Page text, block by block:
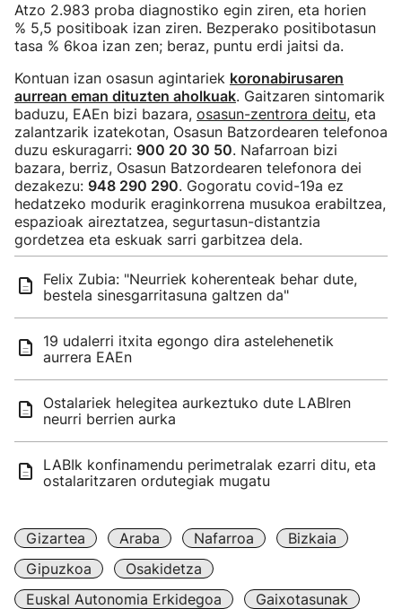
Atzo 2.983 proba diagnostiko egin ziren, eta horien
% 5,5 positiboak izan ziren. Bezperako positibotasun
tasa % 6koa izan zen; beraz, puntu erdi jaitsi da.
Kontuan izan osasun agintariek koronabirusaren
aurrean eman dituzten aholkuak. Gaitzaren sintomarik
baduzu, EAEn bizi bazara, osasun-zentrora deitu, eta
zalantzarik izatekotan, Osasun Batzordearen telefonoa
duzu eskuragarri: 900 20 30 50. Nafarroan bizi
bazara, berriz, Osasun Batzordearen telefonora dei
dezakezu: 948 290 290. Gogoratu covid-19a ez
hedatzeko modurik eraginkorrena musukoa erabiltzea,
espazioak aireztatzea, segurtasun-distantzia
gordetzea eta eskuak sarri garbitzea dela.
Felix Zubia: "Neurriek koherenteak behar dute,
bestela sinesgarritasuna galtzen da"
19 udalerri itxita egongo dira astelehenetik
aurrera EAEn
Ostalariek helegitea aurkeztuko dute LABIren
neurri berrien aurka
LABIk konfinamendu perimetralak ezarri ditu, eta
ostalaritzaren ordutegiak mugatu
Gizartea Araba Nafarroa
Bizkaia
Gipuzkoa
Osakidetza
Euskal Autonomia Erkidegoa
Gaixotasunak